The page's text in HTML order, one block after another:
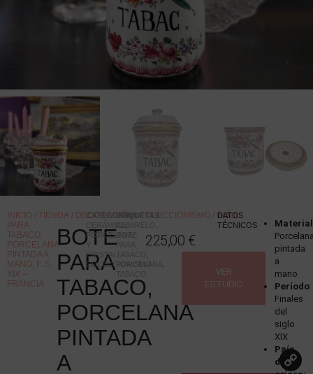
INICIO / TIENDA / DECORACIÓN COLECCIONISMO / BOTE
PARA
TABACO,
PORCELANA
PINTADA A
MANO, F. S.
XIX –
FRANCIA
BOTE
PARA
TABACO,
PORCELANA
PINTADA
A
CATEGORÍAS
PORCELANA
Y
CRISTAL
COLECCIONISMO
ETIQUETAS:
BOTE
PARA
225,00 €
VER
ESTUDIO
DATOS
TÉCNICOS
Material
pintada
a
mano
Período:
Finales
del
siglo
XIX
País
de